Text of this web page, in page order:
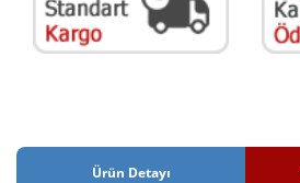
Ürün Detayı